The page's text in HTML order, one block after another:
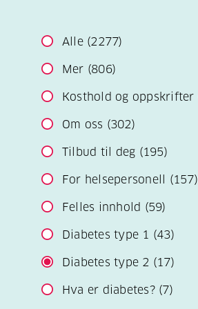
Alle (2277)
Mer (806)
Kosthold og oppskrifter
Om oss (302)
Tilbud til deg (195)
For helsepersonell (157)
Felles innhold (59)
Diabetes type 1 (43)
Diabetes type 2 (17)
Hva er diabetes? (7)